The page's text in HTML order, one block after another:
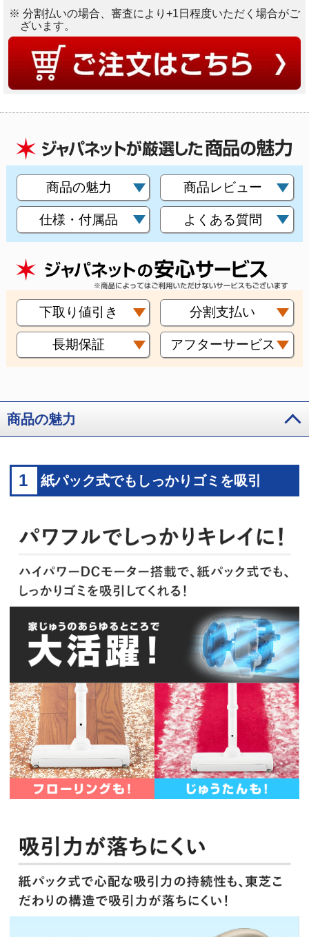
※ 分割払いの場合、審査により+1日程度いただく場合がご
ざいます。
商品の魅力 商品レビュー
仕様・付属品 よくある質問
下取り値引き 分割支払い
長期保証 アフターサービス
商品の魅力
1 紙パック式でもしっかりゴミを吸引